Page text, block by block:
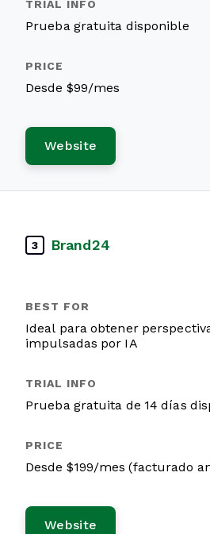
Prueba gratuita disponible
Desde $99/mes
Website
3 Brand24
Ideal para obtener
impulsadas por IA
Prueba gratuita de 14 días
Desde $199/mes (facturado
Website